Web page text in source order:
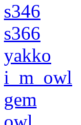
s346
s366
yakko
i_m_owl
gem